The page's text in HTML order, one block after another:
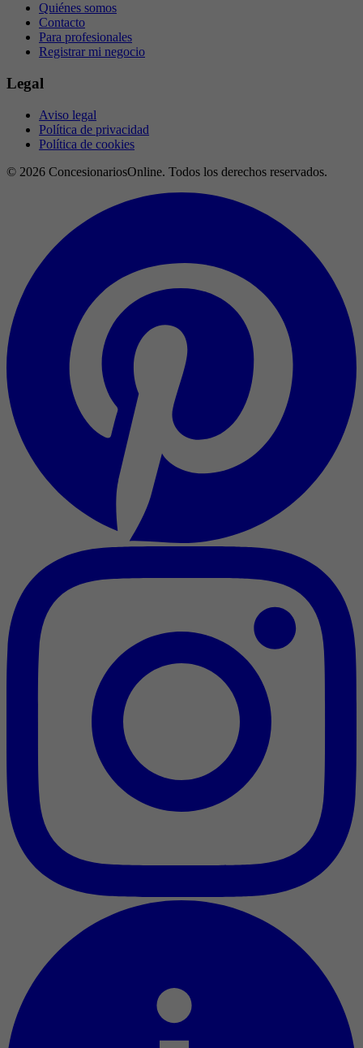
Quiénes somos
Contacto
Para profesionales
Registrar mi negocio
Legal
Aviso legal
Política de privacidad
Política de cookies
© 2026 ConcesionariosOnline. Todos los derechos reservados.